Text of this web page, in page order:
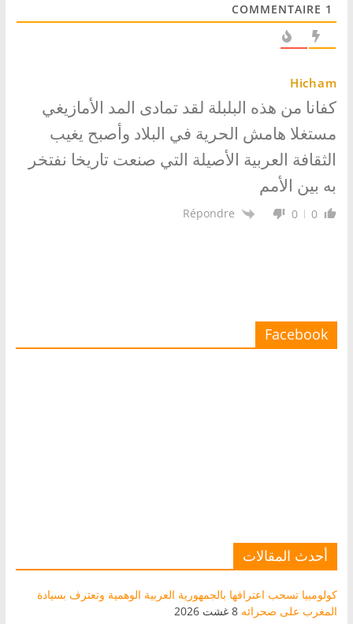
1
Hicham
كفانا من هذه البلبلة لقد تمادى المد الأمازيغي
مستغلا هامش الحرية في البلاد وأصبح يغيب
الثقافة العربية الأصيلة التي صنعت تاريخا نفتخر
به بين الأمم
0
0
Répondre
Facebook
أحدث المقالات
كولومبيا تسحب اعترافها بالجمهورية العربية الوهمية وتعترف بسيادة
المغرب على صحرائه 8 غشت 2026